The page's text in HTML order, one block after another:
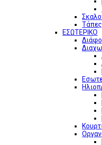
ΕΣΩΤΕΡΙΚΟ